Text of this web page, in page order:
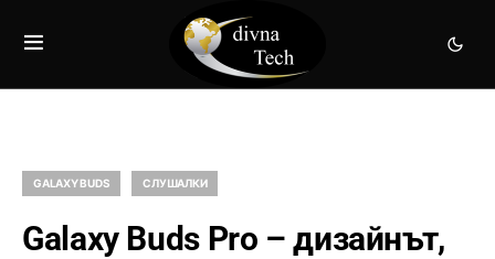
GALAXY BUDS СЛУШАЛКИ
Galaxy Buds Pro – дизайнът,